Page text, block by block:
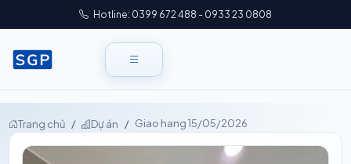
Hotline: 0399 672 488 - 0933 23 0808
Trang chủ Dự án Giao hang 15/05/2026